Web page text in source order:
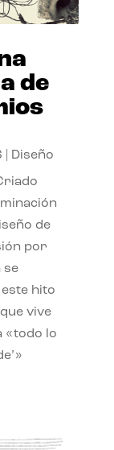
de
Diseño
de
por
se
hito
vive
«todo lo